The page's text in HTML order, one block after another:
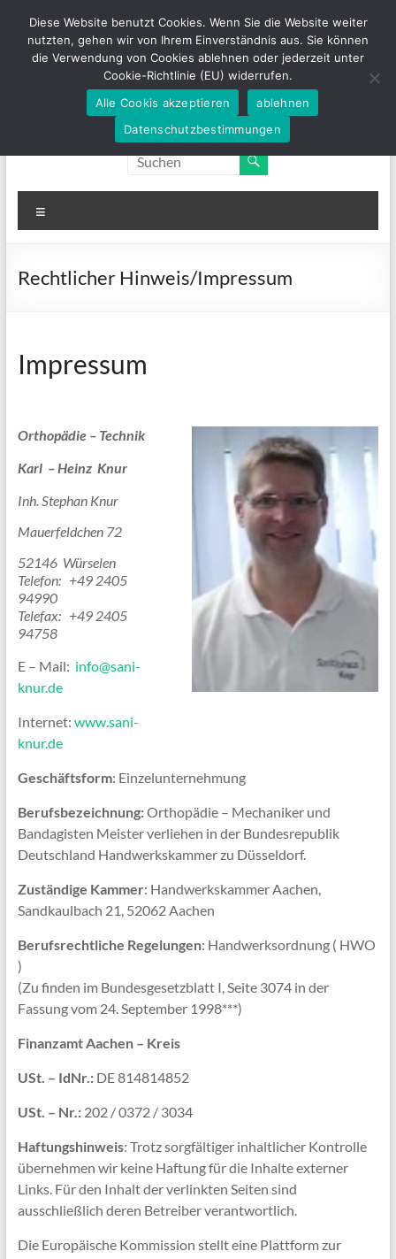
Zum
Inhalt
springen
Sanitätshaus
Knur
Tel. 02405 / 94990
Rechtlicher Hinweis/Impressum
Impressum
Orthopädie – Technik
Karl – Heinz Knur
Inh. Stephan Knur
Mauerfeldchen 72
52146 Würselen
Telefon: +49 2405
94990
Telefax: +49 2405
94758
E – Mail: info@sani-
knur.de
Internet: www.sani-
knur.de
Geschäftsform: Einzelunternehmung
Berufsbezeichnung:Orthopädie – Mechaniker und
Bandagisten Meister verliehen in der Bundesrepublik
Deutschland Handwerkskammer zu Düsseldorf.
Zuständige Kammer: Handwerkskammer Aachen,
Sandkaulbach 21, 52062 Aachen
Berufsrechtliche Regelungen: Handwerksordnung ( HWO
)
(Zu finden im Bundesgesetzblatt I, Seite 3074 in der
Fassung vom 24. September 1998***)
Finanzamt Aachen – Kreis
USt. – IdNr.:DE 814814852
USt. – Nr.:202 / 0372 / 3034
Haftungshinweis: Trotz sorgfältiger inhaltlicher Kontrolle
übernehmen wir keine Haftung für die Inhalte externer
Links. Für den Inhalt der verlinkten Seiten sind
ausschließlich deren Betreiber verantwortlich.
Die Europäische Kommission stellt eine Plattform zur
Diese Website benutzt Cookies. Wenn Sie die Website weiter
nutzten, gehen wir von Ihrem Einverständnis aus. Sie können
die Verwendung von Cookies ablehnen oder jederzeit unter
Cookie-Richtlinie (EU) widerrufen.
Alle Cookis akzeptieren
ablehnen
Datenschutzbestimmungen